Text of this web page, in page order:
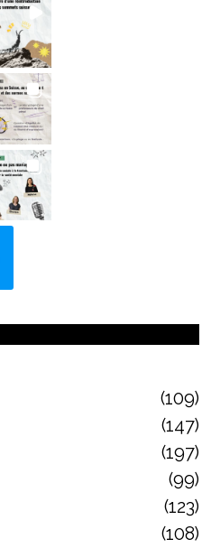
109
147
197
99
123
108